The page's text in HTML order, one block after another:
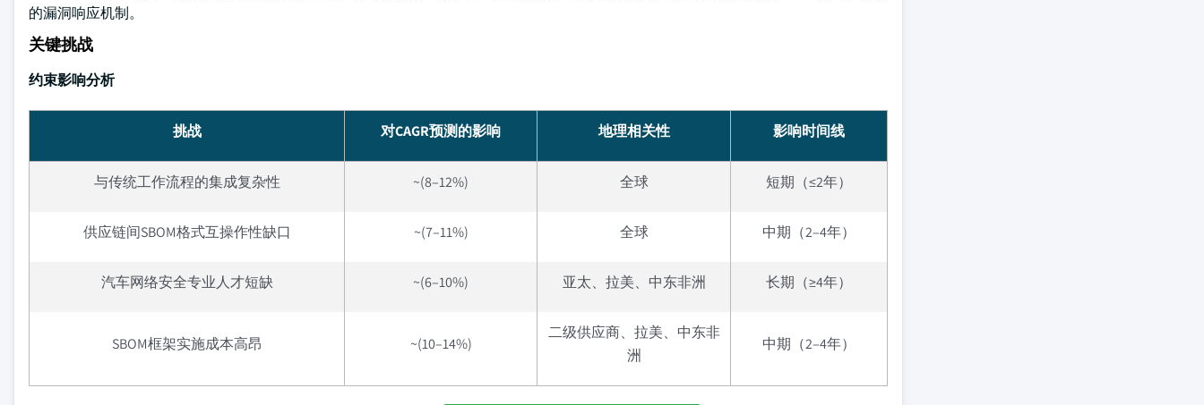
的漏洞响应机制。
关键挑战
约束影响分析
挑战 对CAGR预测的影响 地理相关性 影响时间线
与传统工作流程的集成复杂性 ~(8–12%) 全球 短期（≤2年）
供应链间SBOM格式互操作性缺口 ~(7–11%) 全球 中期（2–4年）
汽车网络安全专业人才短缺 ~(6–10%) 亚太、拉美、中东非洲 长期（≥4年）
SBOM框架实施成本高昂 ~(10–14%)
二级供应商、拉美、中东非
洲
中期（2–4年）